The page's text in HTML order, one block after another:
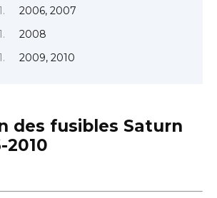
2006, 2007
2008
2009, 2010
des fusibles Saturn
2010